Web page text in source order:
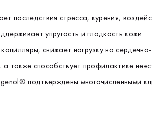
последствия стресса, курения,
упругость и гладкость кожи.
снижает нагрузку на
также способствует профилактике
подтверждены многочисленными